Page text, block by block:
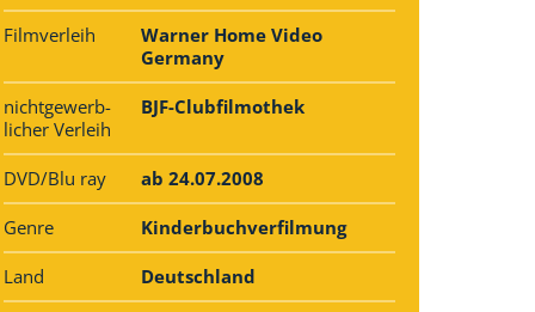
Filmverleih
Warner Home Video
Germany
nichtgewerb­
licher Verleih
BJF-Clubfilmothek
DVD/Blu ray ab 24.07.2008
Genre Kinderbuchverfilmung
Land Deutschland